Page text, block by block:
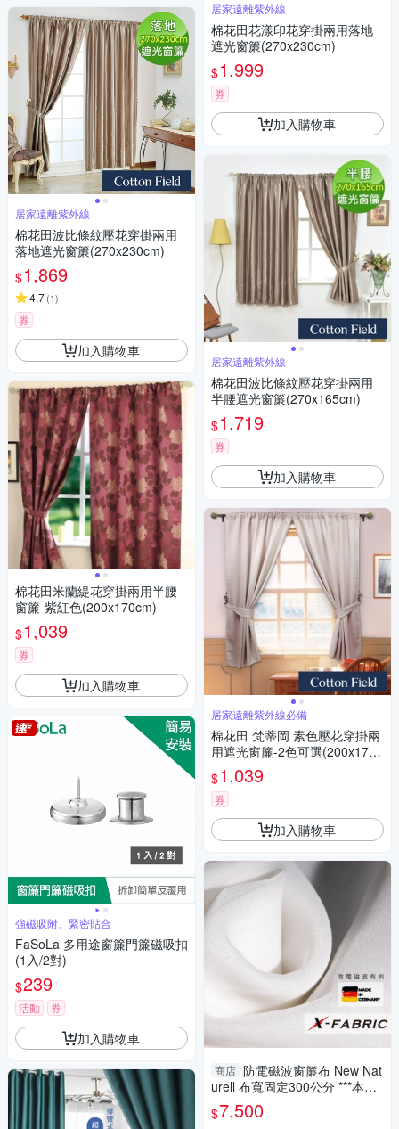
居家遠離紫外線
棉花田波比條紋壓花穿掛兩用
落地遮光窗簾(270x230cm)
$1,869
4.7(1)
券
加入購物車
棉花田米蘭緹花穿掛兩用半腰
窗簾-紫紅色(200x170cm)
$1,039
券
加入購物車
強磁吸附、緊密貼合
FaSoLa 多用途窗簾門簾磁吸扣
(1入/2對)
$239
活動 券
加入購物車
居家遠離紫外線
棉花田花漾印花穿掛兩用落地
遮光窗簾(270x230cm)
$1,999
券
加入購物車
居家遠離紫外線
棉花田波比條紋壓花穿掛兩用
半腰遮光窗簾(270x165cm)
$1,719
券
加入購物車
居家遠離紫外線必備
棉花田 梵蒂岡 素色壓花穿掛兩
用遮光窗簾-2色可選(200x170c
m)
$1,039
券
加入購物車
商店 防電磁波窗簾布 New Nat
urell 布寬固定300公分 ***本商
品僅為布料本身 不包含窗簾軌
道等施作***
$7,500